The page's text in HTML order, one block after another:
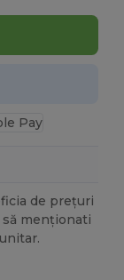
de prețuri
să menționati